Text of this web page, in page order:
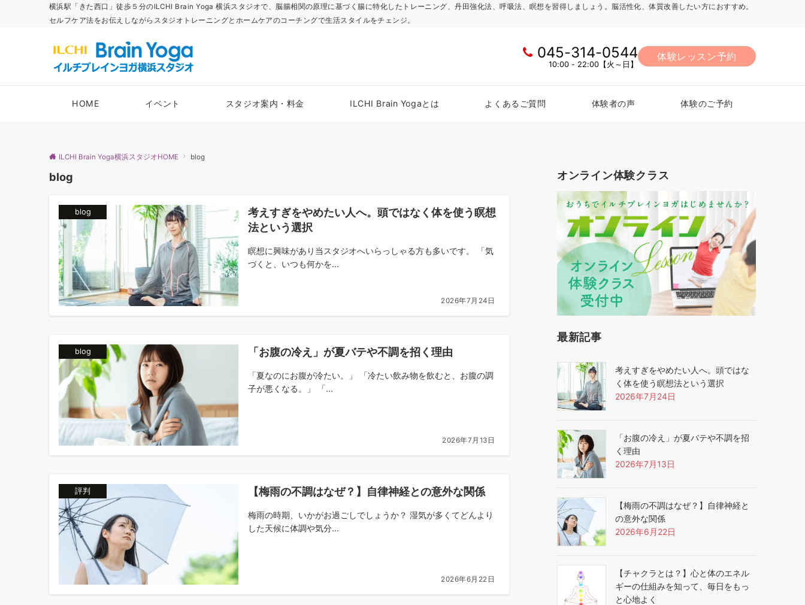
横浜駅「きた西口」徒歩５分のILCHI Brain Yoga 横浜スタジオで、脳腸相関の原理に基づく腸に特化したトレーニング、丹田強化法、呼吸法、瞑想を習得しましょう。脳活性化、体質改善したい方におすすめ。
セルフケア法をお伝えしながらスタジオトレーニングとホームケアのコーチングで生活スタイルをチェンジ。
045-314-0544
10:00 - 22:00【火～日】
体験レッスン予約
HOME イベント スタジオ案内・料金 ILCHI Brain Yogaとは よくあるご質問 体験者の声 体験のご予約
ILCHI Brain Yoga横浜スタジオHOME blog
blog
blog
考えすぎをやめたい人へ。頭ではなく体を使う瞑想
法という選択
瞑想に興味があり当スタジオへいらっしゃる方も多いです。 「気
づくと、いつも何かを...
2026年7月24日
blog 「お腹の冷え」が夏バテや不調を招く理由
「夏なのにお腹が冷たい。」 「冷たい飲み物を飲むと、お腹の調
子が悪くなる。」 「...
2026年7月13日
評判 【梅雨の不調はなぜ？】自律神経との意外な関係
梅雨の時期、いかがお過ごしでしょうか？ 湿気が多くてどんより
した天候に体調や気分...
2026年6月22日
オンライン体験クラス
最新記事
考えすぎをやめたい人へ。頭ではな
く体を使う瞑想法という選択
2026年7月24日
「お腹の冷え」が夏バテや不調を招
く理由
2026年7月13日
【梅雨の不調はなぜ？】自律神経と
の意外な関係
2026年6月22日
【チャクラとは？】心と体のエネル
ギーの仕組みを知って、毎日をもっ
と心地よく